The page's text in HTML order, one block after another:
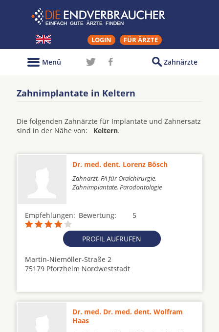
LOGIN FÜR ÄRZTE
Zahnärzte
Menü
Zahnimplantate in Keltern
Die folgenden Zahnärzte für Implantate und Zahnersatz
sind in der Nähe von: Keltern.
Dr. med. dent. Lorenz Bösch
Zahnarzt, FA für Oralchirurgie,
Zahnimplantate, Parodontologie
Empfehlungen: 5
Bewertung:
PROFIL AUFRUFEN
Martin-Niemöller-Straße 2
75179 Pforzheim Nordweststadt
Dr. med. Dr. med. dent. Wolfram
Haas